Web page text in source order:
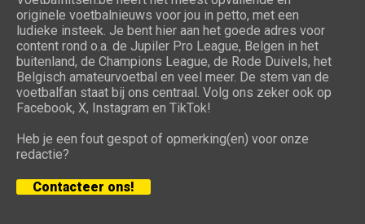
originele voetbalnieuws voor jou in petto, met een
ludieke insteek. Je bent hier aan het goede adres voor
content rond o.a. de Jupiler Pro League, Belgen in het
buitenland, de Champions League, de Rode Duivels, het
Belgisch amateurvoetbal en veel meer. De stem van de
voetbalfan staat bij ons centraal. Volg ons zeker ook op
Facebook, X, Instagram en TikTok!
Heb je een fout gespot of opmerking(en) voor onze
redactie?
Contacteer ons!